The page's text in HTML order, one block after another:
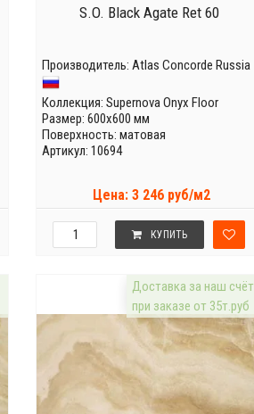
S.O. Black Agate Ret 60
Производитель: Atlas Concorde Russia
Коллекция: Supernova Onyx Floor
Размер: 600x600 мм
Поверхность: матовая
Артикул: 10694
Цена: 3 246 руб/м2
КУПИТЬ
Доставка за наш счёт
при заказе от 35т.руб